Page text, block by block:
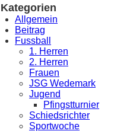
Kategorien
Allgemein
Beitrag
Fussball
1. Herren
2. Herren
Frauen
JSG Wedemark
Jugend
Pfingstturnier
Schiedsrichter
Sportwoche